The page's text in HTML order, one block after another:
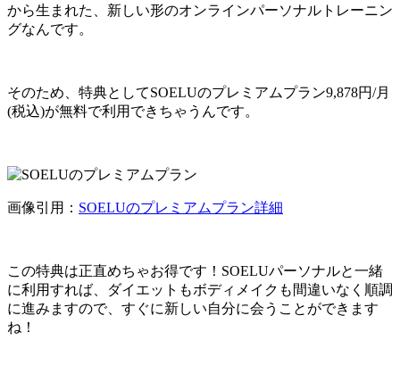
から生まれた、新しい形のオンラインパーソナルトレーニン
グなんです。
そのため、特典としてSOELUのプレミアムプラン9,878円/月
(税込)が無料で利用 できちゃうんです。
画像引用： SOELUのプレミアムプラン詳細
この特典は正直めちゃお得です！SOELUパーソナルと一緒
に利用すれば、ダイエットもボディメイクも間違いなく順調
に進みますので、すぐに新しい自分に会うことができます
ね！